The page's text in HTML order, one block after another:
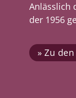
Anlässlich
der 1956
Zu